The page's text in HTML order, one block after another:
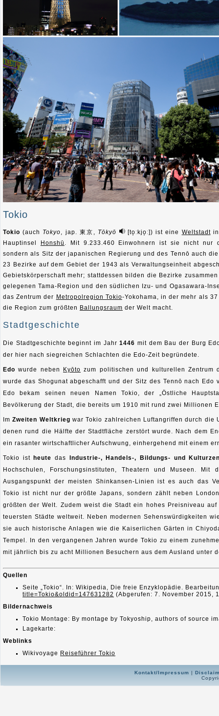
Tokio
Tokio (auch Tokyo , jap. 東京 Tōkyō [to̞ːkjo̞ː]) ist eine Weltstadtin
Hauptinsel Honshū
. Mit 9.233.460 Einwohnern ist sie nicht nur
sondern als Sitz der japanischen Regierung und des Tennō auch
23 Bezirke auf dem Gebiet der 1943 als Verwaltungseinheit
Gebietskörperschaft mehr; stattdessen bilden die Bezirke
gelegenen Tama-Region und den südlichen Izu- und Ogasawara-
das Zentrum der Metropolregion Tokio-Yokohama, in der mehr als
die Region zum größten Ballungsraum der Welt macht.
Stadtgeschichte
Die Stadtgeschichte beginnt im Jahr1446 mit dem Bau der Burg
der hier nach siegreichen Schlachten die Edo-Zeit begründete.
Edo wurde neben Kyōto zum politischen und kulturellen Zentrum
wurde das Shogunat abgeschafft und der Sitz des Tennō nach
Edo bekam seinen neuen Namen Tokio, der „Östliche
Bevölkerung der Stadt, die bereits um 1910 mit rund zwei Millionen
ImZweiten Weltkrieg war Tokio zahlreichen Luftangriffen durch die
denen rund die Hälfte der Stadtfläche zerstört wurde. Nach dem
ein rasanter wirtschaftlicher Aufschwung, einhergehend mit einem
Tokio ist heute das
Industrie-, Handels-, Bildungs- und
Hochschulen, Forschungsinstituten, Theatern und Museen.
Ausgangspunkt der meisten Shinkansen-Linien ist es auch das
Tokio ist nicht nur der größte Japans, sondern zählt neben
größten der Welt. Zudem weist die Stadt ein hohes Preisniveau
teuersten Städte weltweit. Neben modernen Sehenswürdigkeiten
sie auch historische Anlagen wie die Kaiserlichen Gärten in
Tempel. In den vergangenen Jahren wurde Tokio zu einem
mit jährlich bis zu acht Millionen Besuchern aus dem Ausland unter
Quellen
Seite „Tokio“. In: Wikipedia, Die freie Enzyklopädie.
title=Tokio&oldid=147631282 (Abgerufen: 7. November 2015,
Bildernachweis
Tokio Montage: By montage by Tokyoship, authors of source
Lagekarte:
Weblinks
Wikivoyage Reiseführer Tokio
Kontakt/Impressum |